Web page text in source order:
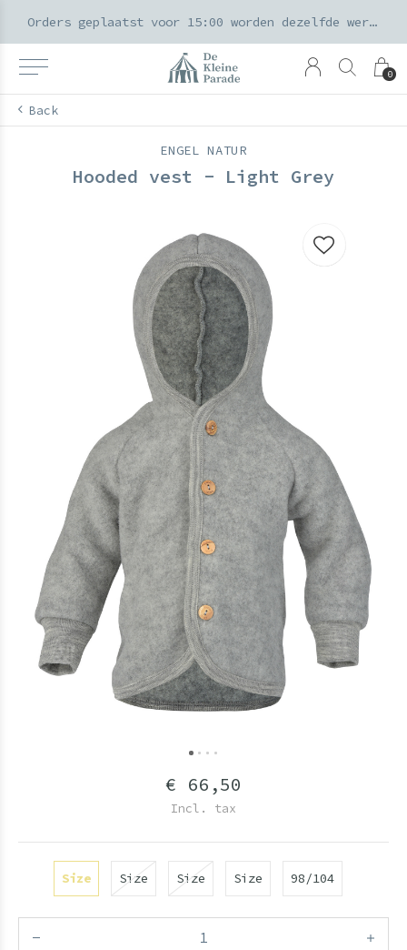
0
Orders geplaatst voor 15:00 worden dezelfde werkdag verzonden
Back
ENGEL NATUR
Hooded vest - Light Grey
€ 66,50
Incl. tax
Size Size Size Size 98/104